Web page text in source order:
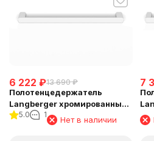
6 222 ₽13 690 ₽
Полотенцедержатель
Langberger хромированный
к стене одинарный 40 см
5.0 1
Нет в наличии
7
к